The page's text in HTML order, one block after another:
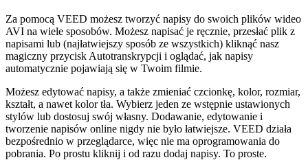
Za pomocą VEED możesz tworzyć napisy do swoich plików wideo
AVI na wiele sposobów. Możesz napisać je ręcznie, przesłać plik z
napisami lub (najłatwiejszy sposób ze wszystkich) kliknąć nasz
magiczny przycisk Autotranskrypcji i oglądać, jak napisy
automatycznie pojawiają się w Twoim filmie.
Możesz edytować napisy, a także zmieniać czcionkę, kolor, rozmiar,
kształt, a nawet kolor tła. Wybierz jeden ze wstępnie ustawionych
stylów lub dostosuj swój własny. Dodawanie, edytowanie i
tworzenie napisów online nigdy nie było łatwiejsze. VEED działa
bezpośrednio w przeglądarce, więc nie ma oprogramowania do
pobrania. Po prostu kliknij i od razu dodaj napisy. To proste.